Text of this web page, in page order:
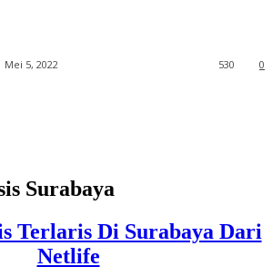
Mei 5, 2022 0
530
Terlaris Di Surabaya Dari
Netlife